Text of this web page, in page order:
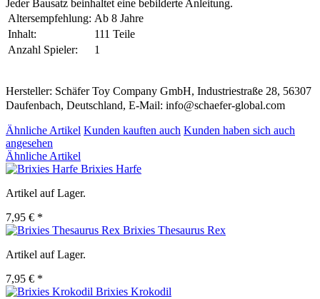
Jeder Bausatz beinhaltet eine bebilderte Anleitung.
Altersempfehlung: Ab 8 Jahre
Inhalt:
111 Teile
Anzahl Spieler:
1
Hersteller: Schäfer Toy Company GmbH, Industriestraße 28, 56307
Daufenbach, Deutschland, E-Mail: info@schaefer-global.com
Ähnliche Artikel Kunden kauften auch Kunden haben sich auch
angesehen
Ähnliche Artikel
Brixies Harfe
Artikel auf Lager.
7,95 € *
Brixies Thesaurus Rex
Artikel auf Lager.
7,95 € *
Brixies Krokodil